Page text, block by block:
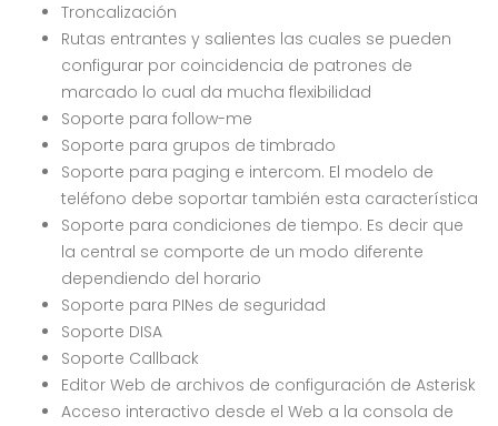
Troncalización
Rutas entrantes y salientes las cuales se pueden
configurar por coincidencia de patrones de
marcado lo cual da mucha flexibilidad
Soporte para follow-me
Soporte para grupos de timbrado
Soporte para paging e intercom. El modelo de
teléfono debe soportar también esta característica
Soporte para condiciones de tiempo. Es decir que
la central se comporte de un modo diferente
dependiendo del horario
Soporte para PINes de seguridad
Soporte DISA
Soporte Callback
Editor Web de archivos de configuración de Asterisk
Acceso interactivo desde el Web a la consola de